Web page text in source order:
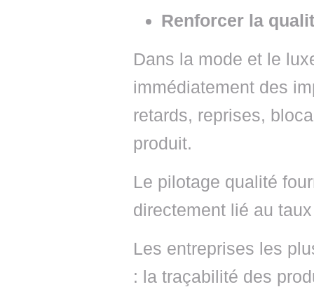
Renforcer la
Dans la mode et le
immédiatement des
retards, reprises,
produit.
Le pilotage qualité
directement lié au
Les entreprises les
: la traçabilité des